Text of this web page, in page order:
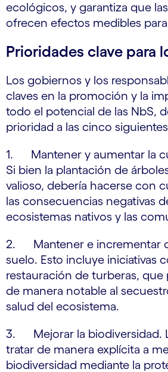
ecológicos, y garantiza que
ofrecen efectos medibles
Prioridades clave para
Los gobiernos y los
claves en la promoción y la
todo el potencial de las NbS,
prioridad a las cinco
1. Mantener y aumentar la
Si bien la plantación de
valioso, debería hacerse con
las consecuencias negativas
ecosistemas nativos y las
2. Mantener e incrementar
suelo. Esto incluye iniciativas
restauración de turberas,
de manera notable al
salud del ecosistema.
3. Mejorar la biodiversidad.
tratar de manera explícita a
biodiversidad mediante la